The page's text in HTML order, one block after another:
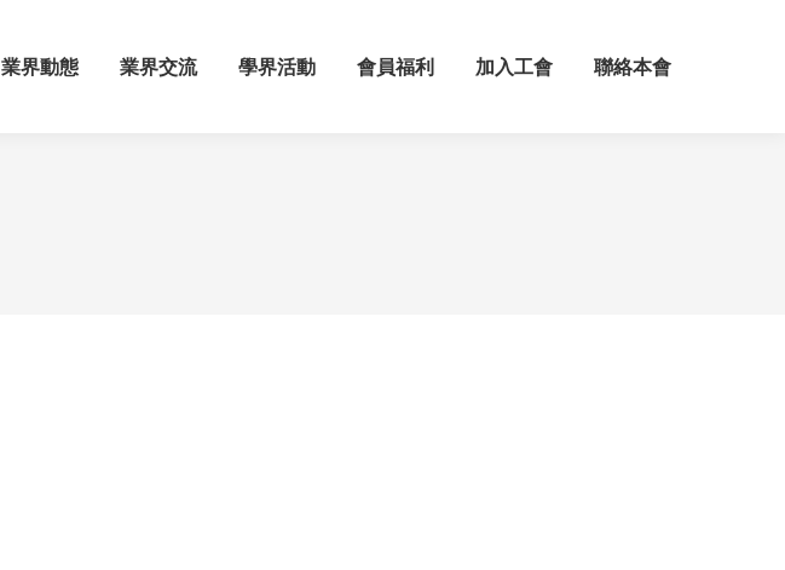
業界動態 業界交流 學界活動 會員福利 加入工會 聯絡本會